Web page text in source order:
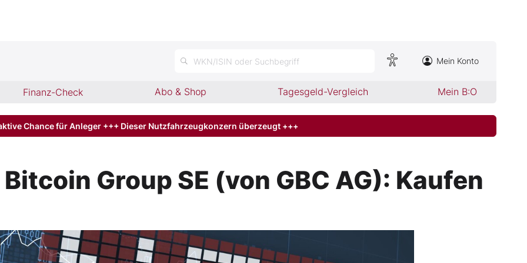
WKN/ISIN oder Suchbegriff Mein Konto
Finanz-Check Abo & Shop Tagesgeld-Vergleich Mein B:O
Chance für Anleger +++ Dieser Nutzfahrzeugkonzern überzeugt +++
Group SE (von GBC AG): Kaufen